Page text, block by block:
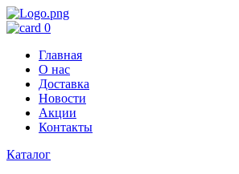
0
Главная
О нас
Доставка
Новости
Акции
Контакты
Каталог